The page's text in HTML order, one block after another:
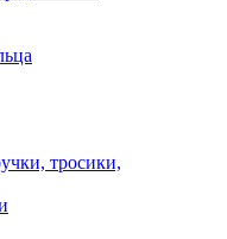
тросики,